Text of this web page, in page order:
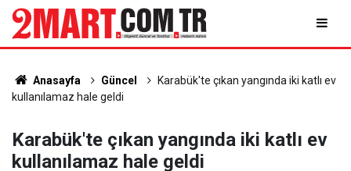
Anasayfa Güncel
Karabük'te çıkan yangında iki katlı ev
kullanılamaz hale geldi
Karabük'te çıkan yangında iki katlı ev
kullanılamaz hale geldi